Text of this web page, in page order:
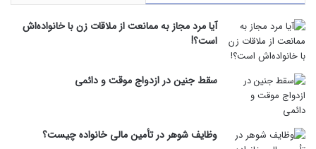
آیا مرد مجاز به ممانعت از ملاقات زن با خانواده‌اش
است؟!
سقط جنین در ازدواج موقت و دائمی
وظایف شوهر در تأمین مالی خانواده چیست؟